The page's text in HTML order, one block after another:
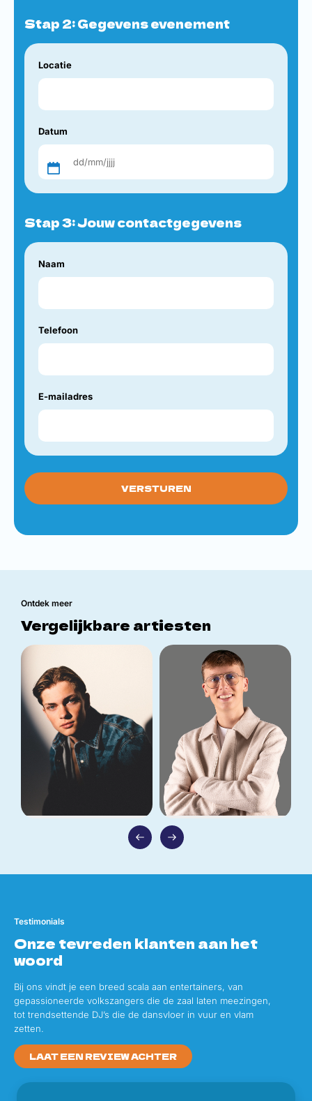
Stap 2: Gegevens evenement
Locatie
Datum
Stap 3: Jouw contactgegevens
Naam
Telefoon
E-mailadres
Ontdek meer
Vergelijkbare artiesten
Luuk van der Boom Daymian van Os
vanaf
Testimonials
Onze tevreden klanten aan het
woord
Bij ons vindt je een breed scala aan entertainers, van
gepassioneerde volkszangers die de zaal laten meezingen,
tot trendsettende DJ’s die de dansvloer in vuur en vlam
zetten.
LAAT EEN REVIEW ACHTER